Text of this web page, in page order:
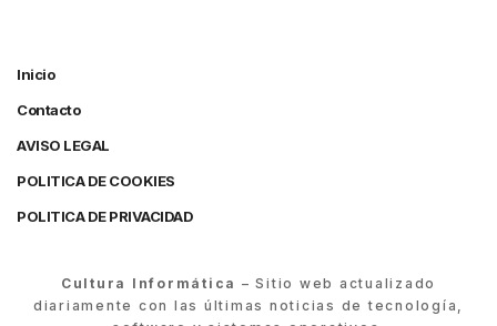
Inicio
Contacto
AVISO LEGAL
POLITICA DE COOKIES
POLITICA DE PRIVACIDAD
Cultura Informática – Sitio web actualizado
diariamente con las últimas noticias de tecnología,